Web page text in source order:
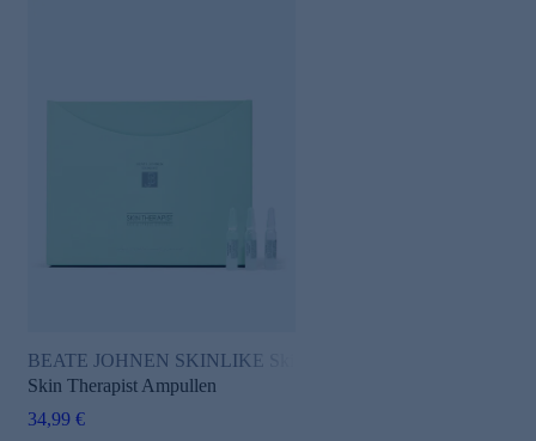
BEATE JOHNEN SKINLIKE Skin Therapist
Skin Therapist Ampullen
34,99 €